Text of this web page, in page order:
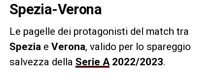
Spezia-Verona
Le pagelle dei protagonisti del match tra
Spezia e Verona, valido per lo spareggio
salvezza della Serie A2022/2023.